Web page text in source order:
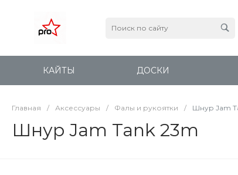
КАЙТЫ ДОСКИ
Главная / Аксессуары / Фалы и рукоятки / Шнур Jam
Шнур Jam Tank 23m